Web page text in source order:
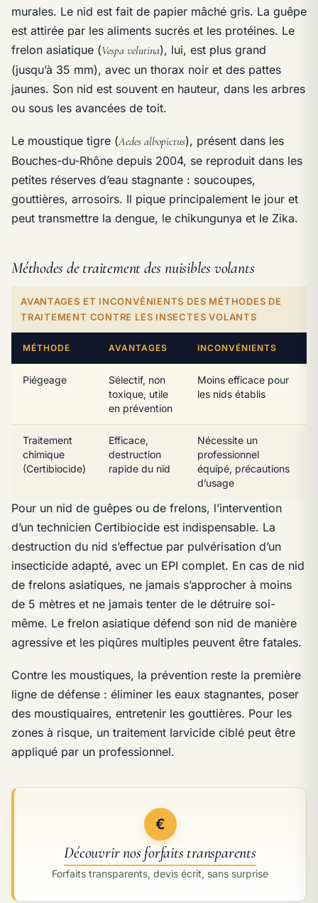
murales. Le nid est fait de papier mâché gris. La guêpe
est attirée par les aliments sucrés et les protéines. Le
frelon asiatique (Vespa velutina), lui, est plus grand
(jusqu’à 35 mm), avec un thorax noir et des pattes
jaunes. Son nid est souvent en hauteur, dans les arbres
ou sous les avancées de toit.
Le moustique tigre (Aedes albopictus), présent dans les
Bouches-du-Rhône depuis 2004, se reproduit dans les
petites réserves d’eau stagnante : soucoupes,
gouttières, arrosoirs. Il pique principalement le jour et
peut transmettre la dengue, le chikungunya et le Zika.
Méthodes de traitement des nuisibles volants
AVANTAGES ET INCONVÉNIENTS DES MÉTHODES DE
TRAITEMENT CONTRE LES INSECTES VOLANTS
MÉTHODE AVANTAGES INCONVÉNIENTS
Piégeage
Sélectif, non
toxique, utile
en prévention
Moins efficace pour
les nids établis
Traitement
chimique
(Certibiocide)
Efficace,
destruction
rapide du nid
Nécessite un
professionnel
équipé, précautions
d’usage
Pour un nid de guêpes ou de frelons, l’intervention
d’un technicien Certibiocide est indispensable. La
destruction du nid s’effectue par pulvérisation d’un
insecticide adapté, avec un EPI complet. En cas de nid
de frelons asiatiques, ne jamais s’approcher à moins
de 5 mètres et ne jamais tenter de le détruire soi-
même. Le frelon asiatique défend son nid de manière
agressive et les piqûres multiples peuvent être fatales.
Contre les moustiques, la prévention reste la première
ligne de défense : éliminer les eaux stagnantes, poser
des moustiquaires, entretenir les gouttières. Pour les
zones à risque, un traitement larvicide ciblé peut être
appliqué par un professionnel.
€
Découvrir nos forfaits transparents
Forfaits transparents, devis écrit, sans surprise